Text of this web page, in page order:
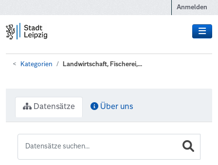
Anmelden
Kategorien Landwirtschaft, Fischerei,...
Datensätze Über uns